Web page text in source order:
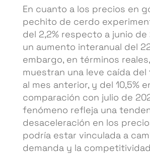
En cuanto a los precios en
pechito de cerdo
del 2,2% respecto a junio de
un aumento interanual del
embargo, en términos
muestran una leve caída del
al mes anterior, y del 10,5%
comparación con julio de
fenómeno refleja una
desaceleración en los
podría estar vinculada a
demanda y la competitividad